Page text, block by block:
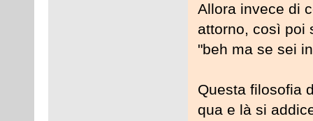
Allora invece di
attorno, così poi
"beh ma se sei
Questa filosofia
qua e là si